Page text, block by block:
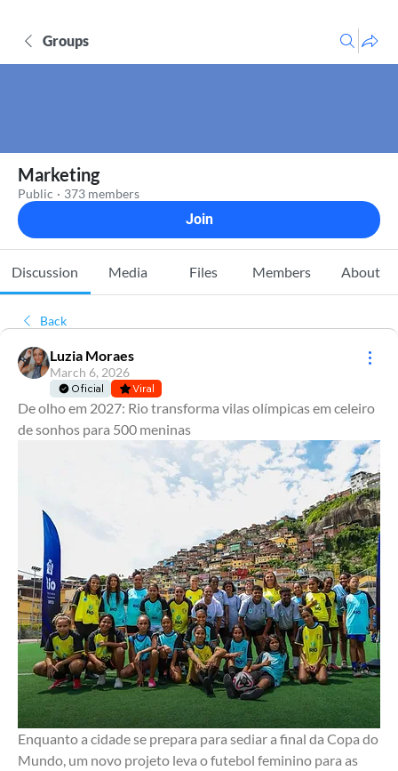
Groups
Marketing
Public · 373 members
Join
Discussion Media Files Members About
Back
Luzia Moraes
March 6, 2026
Oficial Viral
De olho em 2027: Rio transforma vilas olímpicas em celeiro
de sonhos para 500 meninas
Enquanto a cidade se prepara para sediar a final da Copa do
Mundo, um novo projeto leva o futebol feminino para as